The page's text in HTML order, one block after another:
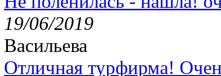
19/06/2019
Васильева
Отличная турфирма!